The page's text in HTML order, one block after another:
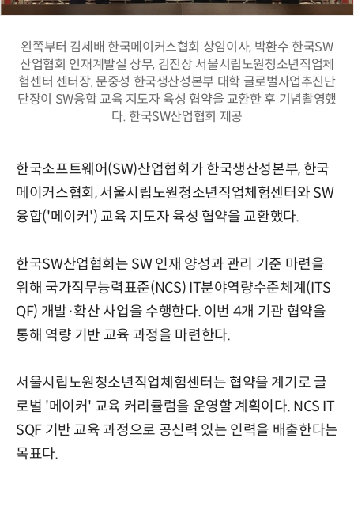
왼쪽부터 김세배 한국메이커스협회 상임이사, 박환수 한국SW
산업협회 인재계발실 상무, 김진상 서울시립노원청소년직업체
험센터 센터장, 문중성 한국생산성본부 대학 글로벌사업추진단
단장이 SW융합 교육 지도자 육성 협약을 교환한 후 기념촬영했
다. 한국SW산업협회 제공
한국소프트웨어(SW)산업협회가 한국생산성본부, 한국
메이커스협회, 서울시립노원청소년직업체험센터와 SW
융합('메이커') 교육 지도자 육성 협약을 교환했다.
한국SW산업협회는 SW 인재 양성과 관리 기준 마련을
위해 국가직무능력표준(NCS) IT분야역량수준체계(ITS
QF) 개발·확산 사업을 수행한다. 이번 4개 기관 협약을
통해 역량 기반 교육 과정을 마련한다.
서울시립노원청소년직업체험센터는 협약을 계기로 글
로벌 '메이커' 교육 커리큘럼을 운영할 계획이다. NCS IT
SQF 기반 교육 과정으로 공신력 있는 인력을 배출한다는
목표다.